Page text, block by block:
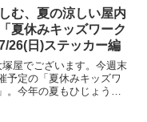
ントの再開催が決定いた
む、夏の涼しい屋内
夏休みキッズワーク
26(日)ステッカー編
屋でございます。今週末
予定の「夏休みキッズワ
。今年の夏もひじょうに